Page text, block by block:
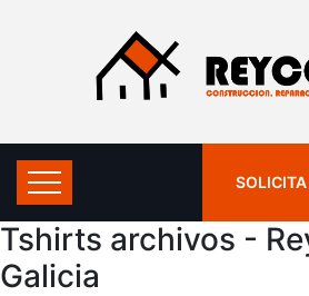
Tshirts archivos -
Galicia